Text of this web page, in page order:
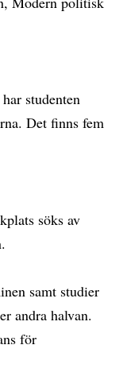
studenten
Det finns fem
söks av
samt studier
andra halvan.
för